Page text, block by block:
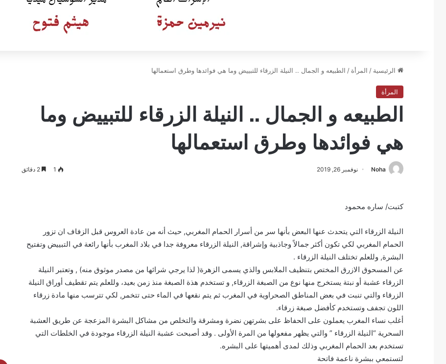
الرئيسية / المرأة / الطبيعه و الجمال .. النيلة الزرقاء للتبييض وما هي فوائدها وطرق استعمالها
المرأة
الطبيعه و الجمال .. النيلة الزرقاء للتبييض وما
هي فوائدها وطرق استعمالها
Noha نوفمبر 26, 2019 1
كتبت/ ساره محمود
النيلة الزرقاء التي يتحدث عنها البعض بأنها سر من أسرار الحمام المغربي, حيث أنه من عادة العروس قبل الزفاف ان تزور
الحمام المغربي لكي تكون أكثر جمالاً وجاذبية وإشراقة, النيلة الزرقاء معروفة جدا في بلاد المغرب بأنها رائعة في التبييض وتفتيح
البشرة, وللعلم تختلف النيلة الزرقاء .
عن المسحوق الازرق المختص بتنظيف الملابس والذي يسمى الزهرة( لذا يرجي شرائها من مصدر موثوق منه) , وتعتبر النيلة
الزرقاء عشبة أو نبتة يستخرج منها نوع من الصبغة الزرقاء, و تستخدم هذة الصبغة منذ زمن بعيد، وللعلم يتم تقطيف أوراق النيلة
الزرقاء والتي تنبت في بعض المناطق الصحراوية في المغرب ثم يتم نقعها في الماء حتى تتخمر, لكي تترسب منها مادة زرقاء
اللون تجفف وتستخدم كأفضل صبغة زرقاء.
أغلب نساء المغرب يعملون على الحفاظ على بشرتهن نضرة ومشرقة والتخلص من مشاكل البشرة المزعجة عن طريق العشبة
السحرية “النيلة الزرقاء ” والتي يظهر مفعولها من المرة الأولى . وقد أصبحت عشبة النيلة الزرقاء موجودة في الخلطات التي
تستخدم بعد الحمام المغربي وذلك لمدى أهميتها على البشره.
لتستمعي ببشرة ناعمة فاتحة